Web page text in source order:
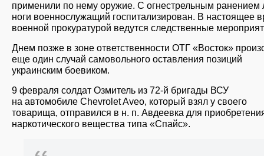
применили по нему оружие. С огнестрельным ранением
ноги военнослужащий госпитализирован. В настоящее
военной прокуратурой ведутся следственные
Днем позже в зоне ответственности ОТГ «Восток»
еще один случай самовольного оставления позиций
украинским боевиком.
9 февраля солдат Озмитель из 72-й бригады ВСУ
на автомобиле Chevrolet Aveo, который взял у своего
товарища, отправился в н. п. Авдеевка для
наркотического вещества типа «Спайс».